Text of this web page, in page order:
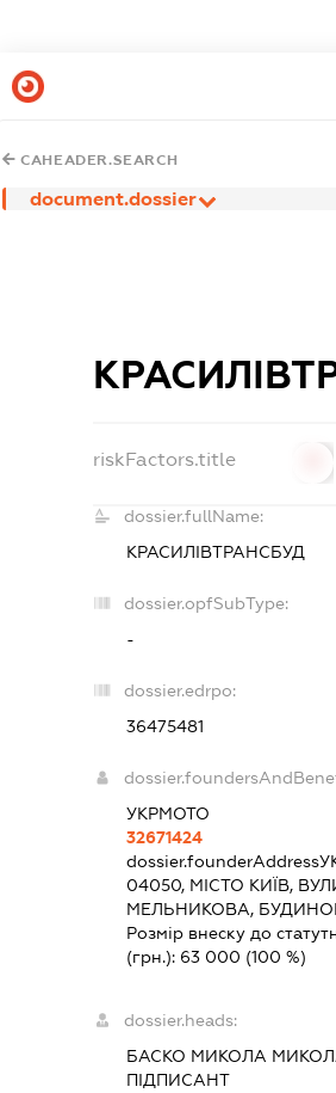
CAHEADER.SEARCH
document.dossier
riskFactors.title
dossier.fullName:
КРАСИЛІВТРАНСБУД
dossier.opfSubType:
-
dossier.edrpo:
36475481
УКРМОТО
32671424
dossier.founderAddress
04050, МІСТО КИЇВ,
МЕЛЬНИКОВА,
Розмір внеску до
(грн.): 63 000 (100 %)
dossier.heads:
БАСКО МИКОЛА
ПІДПИСАНТ